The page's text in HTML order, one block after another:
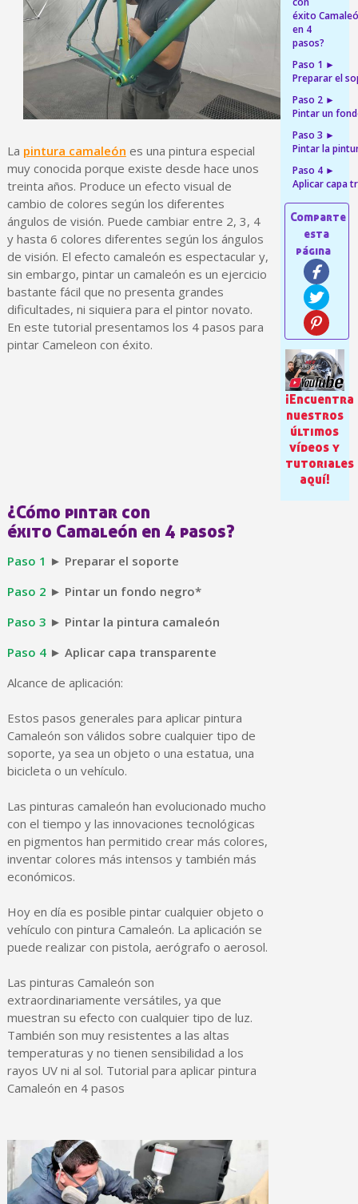
5 € de descuento
Cupón de 10 € por
Suscríbete al
Entrega en un
Paga en 4 plazos sin
Obtenga su presupuesto
Comparte tus
Gana puntos de
Devuelve los
5 € de descuento
Cupón de 10 € por
Suscríbete al
Paga en 4 plazos sin
Obtenga su presupuesto
Devuelve los
La pintura camaleón es una pintura especial
muy conocida porque existe desde hace unos
treinta años. Produce un efecto visual de
cambio de colores según los diferentes
ángulos de visión. Puede cambiar entre 2, 3, 4
y hasta 6 colores diferentes según los ángulos
de visión. El efecto camaleón es espectacular y,
sin embargo, pintar un camaleón es un ejercicio
bastante fácil que no presenta grandes
dificultades, ni siquiera para el pintor novato.
En este tutorial presentamos los 4 pasos para
pintar Cameleon con éxito.
¿Cómo pintar con
éxito Camaleón en 4 pasos?
Paso 1 ► Preparar el soporte
Paso 2 ► Pintar un fondo negro*
Paso 3 ► Pintar la pintura camaleón
Paso 4► Aplicar capa transparente
Alcance de aplicación:
Estos pasos generales para aplicar pintura
Camaleón son válidos sobre cualquier tipo de
soporte, ya sea un objeto o una estatua, una
bicicleta o un vehículo.
Las pinturas camaleón han evolucionado mucho
con el tiempo y las innovaciones tecnológicas
en pigmentos han permitido crear más colores,
inventar colores más intensos y también más
económicos.
Hoy en día es posible pintar cualquier objeto o
vehículo con pintura Camaleón. La aplicación se
puede realizar con pistola, aerógrafo o aerosol.
Las pinturas Camaleón son
extraordinariamente versátiles, ya que
muestran su efecto con cualquier tipo de luz.
También son muy resistentes a las altas
temperaturas y no tienen sensibilidad a los
rayos UV ni al sol. Tutorial para aplicar pintura
Camaleón en 4 pasos
éxito
en 4
pasos?
Paso 1 ►
Preparar el
Paso 2 ►
Pintar un
Paso 3 ►
Pintar la
Paso 4 ►
Aplicar capa
¡Encuentra
nuestros
últimos
vídeos y
tutoriales
aquí!